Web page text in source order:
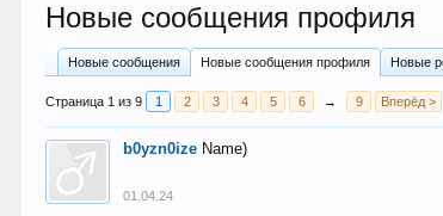
Новые сообщения профиля
Новые сообщения Новые сообщения профиля Новые
Страница 1 из 9 1 2 3 4 5 6 → 9 Вперёд >
b0yzn0ize Name)
01.04.24